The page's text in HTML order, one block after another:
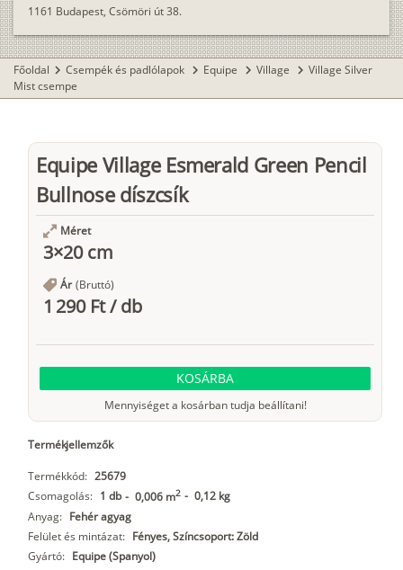
1161 Budapest, Csömöri út 38.
Főoldal chevron_right Csempék és padlólapok chevron_right Equipe chevron_right Village chevron_right Village Silver
Mist csempe
Equipe Village Esmerald Green Pencil
Bullnose díszcsík
Méret
3×20 cm
Ár (Bruttó)
1 290 Ft/db
KOSÁRBA
Mennyiséget a kosárban tudja beállítani!
Termékjellemzők
Termékkód: 25679
Csomagolás: 1 db - 0,006 m2 - 0,12 kg
Anyag: Fehér agyag
Felület és mintázat: Fényes, Színcsoport: Zöld
Gyártó: Equipe (Spanyol)